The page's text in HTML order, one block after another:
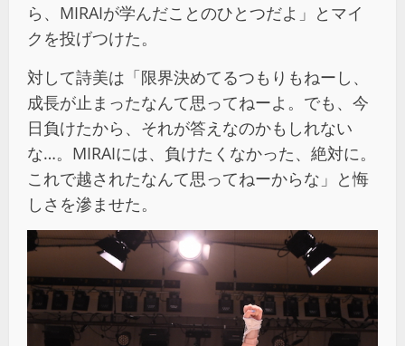
ら、MIRAIが学んだことのひとつだよ」とマイ
クを投げつけた。
対して詩美は「限界決めてるつもりもねーし、
成長が止まったなんて思ってねーよ。でも、今
日負けたから、それが答えなのかもしれない
な…。MIRAIには、負けたくなかった、絶対に。
これで越されたなんて思ってねーからな」と悔
しさを滲ませた。